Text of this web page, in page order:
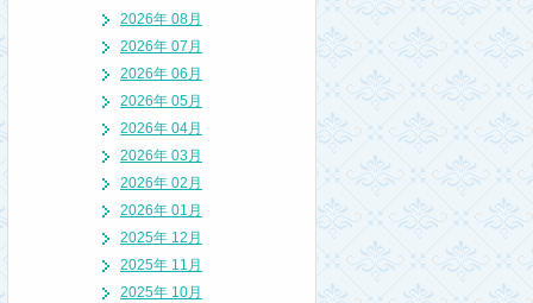
2026年 08月
2026年 07月
2026年 06月
2026年 05月
2026年 04月
2026年 03月
2026年 02月
2026年 01月
2025年 12月
2025年 11月
2025年 10月